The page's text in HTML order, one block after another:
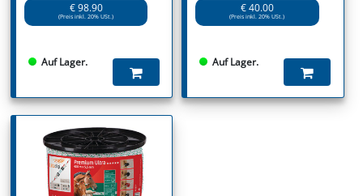
€ 98.90
(Preis inkl. 20% USt.)
Auf Lager.
€ 40.00
(Preis inkl. 20% USt.)
Auf Lager.